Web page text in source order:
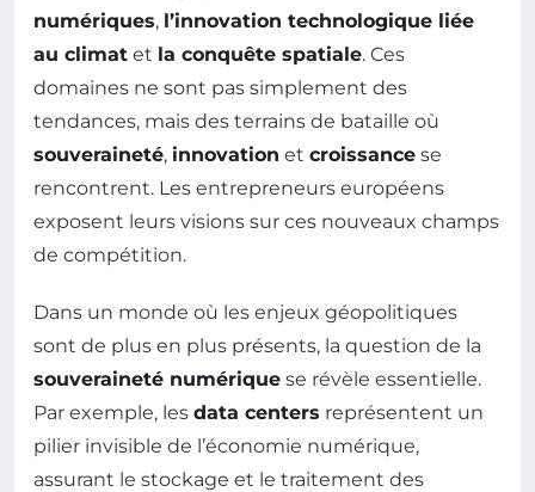
numériques, l’innovation technologique liée
au climat et la conquête spatiale. Ces
domaines ne sont pas simplement des
tendances, mais des terrains de bataille où
souveraineté, innovation et croissance se
rencontrent. Les entrepreneurs européens
exposent leurs visions sur ces nouveaux champs
de compétition.
Dans un monde où les enjeux géopolitiques
sont de plus en plus présents, la question de la
souveraineté numérique se révèle essentielle.
Par exemple, les data centers représentent un
pilier invisible de l’économie numérique,
assurant le stockage et le traitement des